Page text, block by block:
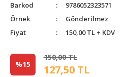
Barkod
9786052323571
Örnek
Gönderilmez
Fiyat
150,00 TL + KDV
%15
150,00 TL
127,50 TL